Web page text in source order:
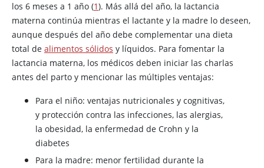
los 6 meses a 1 año (1). Más allá del año, la lactancia
materna continúa mientras el lactante y la madre lo deseen,
aunque después del año debe complementar una dieta
total de alimentos sólidos y líquidos. Para fomentar la
lactancia materna, los médicos deben iniciar las charlas
antes del parto y mencionar las múltiples ventajas:
Para el niño: ventajas nutricionales y cognitivas,
y protección contra las infecciones, las alergias,
la obesidad, la enfermedad de Crohn y la
diabetes
Para la madre: menor fertilidad durante la